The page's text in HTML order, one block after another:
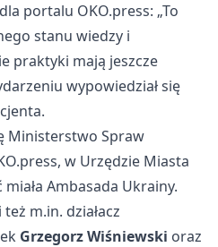
portalu OKO.press: „To
stanu wiedzy i
praktyki mają jeszcze
wypowiedział się
Ministerstwo Spraw
w Urzędzie Miasta
Ambasada Ukrainy.
m.in. działacz
Grzegorz Wiśniewski oraz